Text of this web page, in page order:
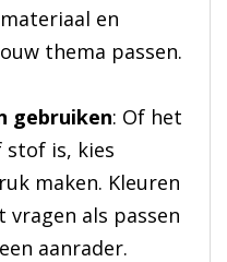
en
thema passen.
gebruiken: Of het
stof is, kies
maken. Kleuren
vragen als passen
aanrader.